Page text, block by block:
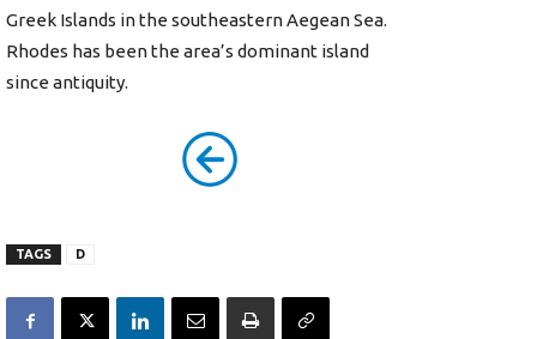
Greek Islands in the southeastern Aegean Sea.
Rhodes has been the area’s dominant island
since antiquity.
TAGS D